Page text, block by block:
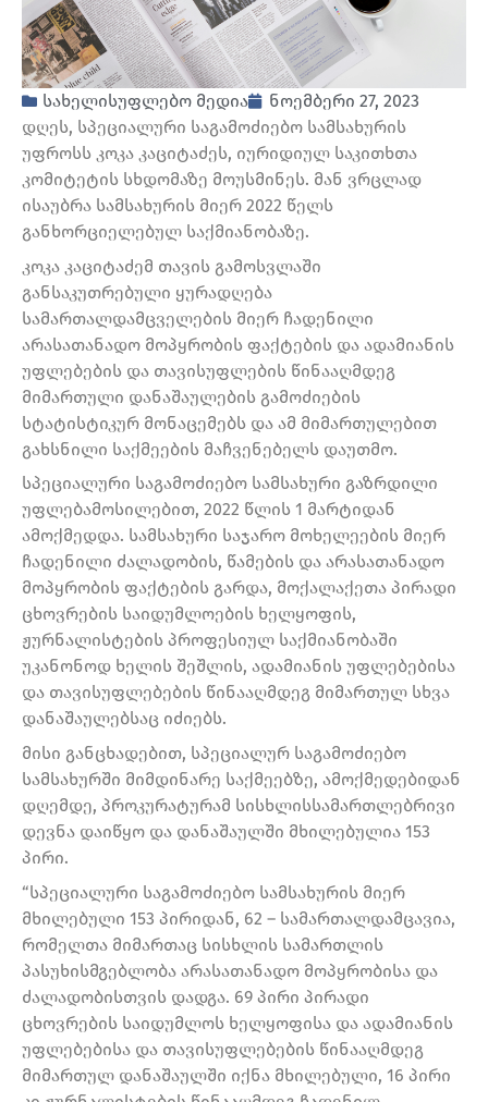
სახელისუფლებო მედია
ნოემბერი 27, 2023
დღეს, სპეციალური საგამოძიებო სამსახურის
უფროსს კოკა კაციტაძეს, იურიდიულ საკითხთა
კომიტეტის სხდომაზე მოუსმინეს. მან ვრცლად
ისაუბრა სამსახურის მიერ 2022 წელს
განხორციელებულ საქმიანობაზე.
კოკა კაციტაძემ თავის გამოსვლაში
განსაკუთრებული ყურადღება
სამართალდამცველების მიერ ჩადენილი
არასათანადო მოპყრობის ფაქტების და ადამიანის
უფლებების და თავისუფლების წინააღმდეგ
მიმართული დანაშაულების გამოძიების
სტატისტიკურ მონაცემებს და ამ მიმართულებით
გახსნილი საქმეების მაჩვენებელს დაუთმო.
სპეციალური საგამოძიებო სამსახური გაზრდილი
უფლებამოსილებით, 2022 წლის 1 მარტიდან
ამოქმედდა. სამსახური საჯარო მოხელეების მიერ
ჩადენილი ძალადობის, წამების და არასათანადო
მოპყრობის ფაქტების გარდა, მოქალაქეთა პირადი
ცხოვრების საიდუმლოების ხელყოფის,
ჟურნალისტების პროფესიულ საქმიანობაში
უკანონოდ ხელის შეშლის, ადამიანის უფლებებისა
და თავისუფლებების წინააღმდეგ მიმართულ სხვა
დანაშაულებსაც იძიებს.
მისი განცხადებით, სპეციალურ საგამოძიებო
სამსახურში მიმდინარე საქმეებზე, ამოქმედებიდან
დღემდე, პროკურატურამ სისხლისსამართლებრივი
დევნა დაიწყო და დანაშაულში მხილებულია 153
პირი.
“სპეციალური საგამოძიებო სამსახურის მიერ
მხილებული 153 პირიდან, 62 – სამართალდამცავია,
რომელთა მიმართაც სისხლის სამართლის
პასუხისმგებლობა არასათანადო მოპყრობისა და
ძალადობისთვის დადგა. 69 პირი პირადი
ცხოვრების საიდუმლოს ხელყოფისა და ადამიანის
უფლებებისა და თავისუფლებების წინააღმდეგ
მიმართულ დანაშაულში იქნა მხილებული, 16 პირი